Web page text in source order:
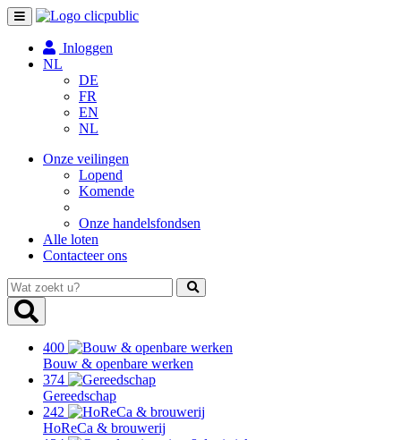
Toggle
navigation
Inloggen
NL
DE
FR
EN
NL
Onze veilingen
Lopend
Komende
Onze handelsfondsen
Alle loten
Contacteer ons
Wat
zoekt
u?
400
Bouw & openbare werken
374
Gereedschap
242
HoReCa & brouwerij